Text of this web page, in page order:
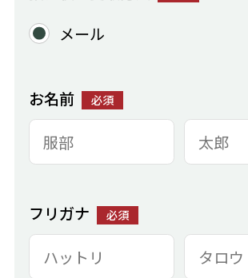
メール
お名前 必須
フリガナ 必須